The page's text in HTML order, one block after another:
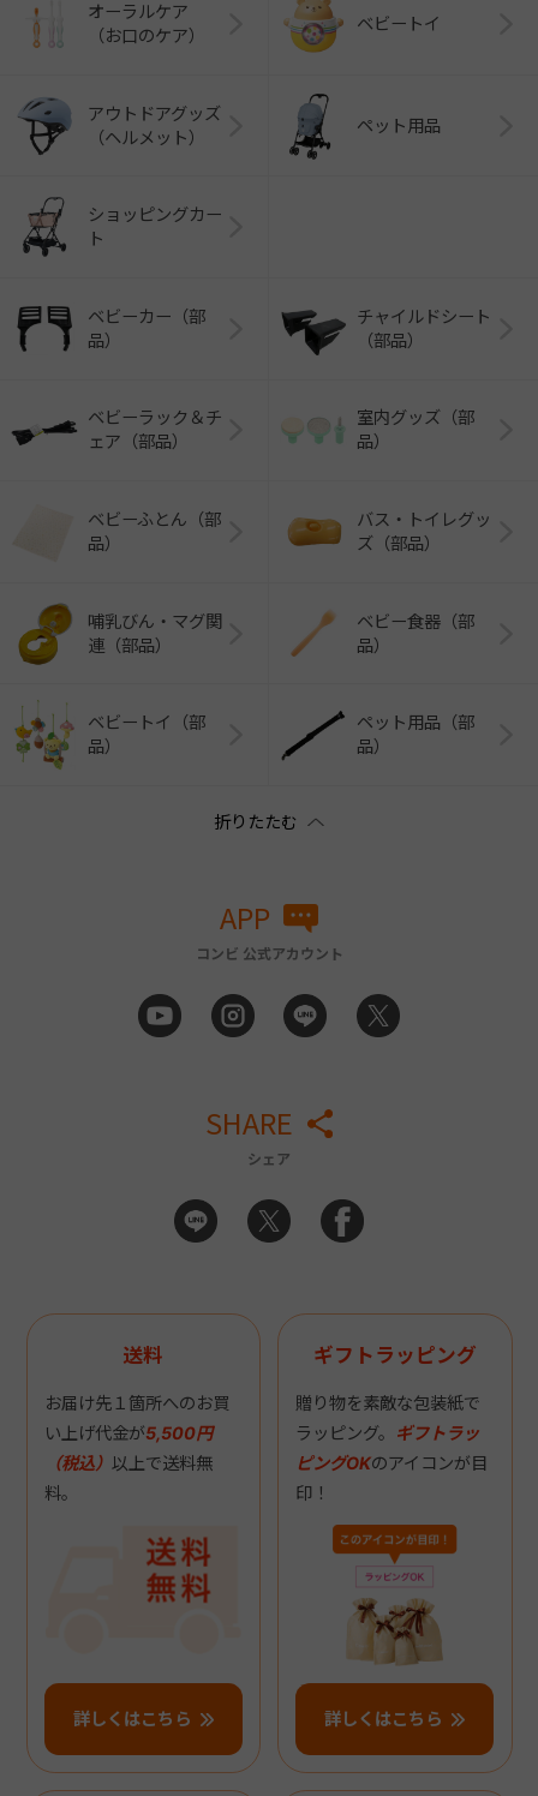
オーラルケア
（お口のケア）
ベビートイ
アウトドアグッズ
（ヘルメット）
ペット用品
ショッピングカー
ト
ベビーカー（部
品）
チャイルドシート
（部品）
ベビーラック＆チ
ェア（部品）
室内グッズ（部
品）
ベビーふとん（部
品）
バス・トイレグッ
ズ（部品）
哺乳びん・マグ関
連（部品）
ベビー食器（部
品）
ベビートイ（部
品）
ペット用品（部
品）
APP
コンビ 公式アカウント
SHARE
シェア
送料
お届け先１箇所へのお買
い上げ代金が5,500円
（税込） 以上で送料無
料。
詳しくはこちら
ギフトラッピング
贈り物を素敵な包装紙で
ラッピング。 ギフトラッ
ピングOKのアイコンが目
印！
詳しくはこちら